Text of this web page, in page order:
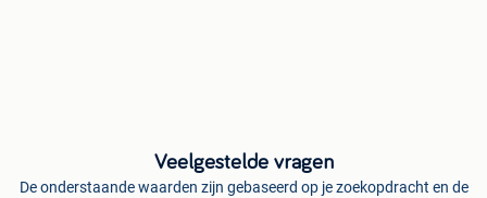
Veelgestelde vragen
De onderstaande waarden zijn gebaseerd op je zoekopdracht en de